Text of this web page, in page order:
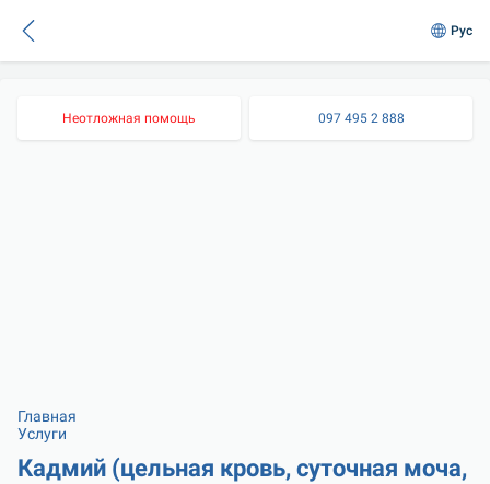
Рус
Неотложная помощь 097 495 2 888
Главная
Услуги
Кадмий (цельная кровь, суточная моча,